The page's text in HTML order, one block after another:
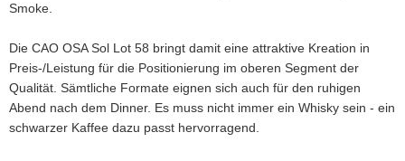
Smoke.
Die CAO OSA Sol Lot 58 bringt damit eine attraktive Kreation in
Preis-/Leistung für die Positionierung im oberen Segment der
Qualität. Sämtliche Formate eignen sich auch für den ruhigen
Abend nach dem Dinner. Es muss nicht immer ein Whisky sein - ein
schwarzer Kaffee dazu passt hervorragend.